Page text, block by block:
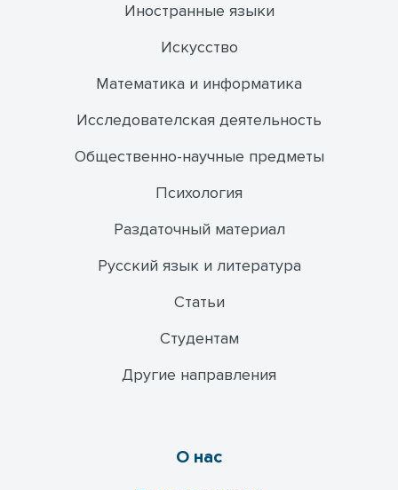
Иностранные языки
Искусство
Математика и информатика
Исследователская деятельность
Общественно-научные предметы
Психология
Раздаточный материал
Русский язык и литература
Статьи
Студентам
Другие направления
О нас